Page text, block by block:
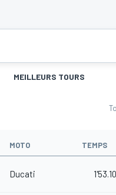
MEILLEURS TOURS
MOTO TEMPS
Ducati